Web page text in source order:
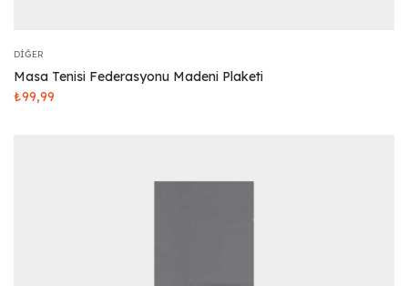
DIĞER
Masa Tenisi Federasyonu Madeni Plaketi
₺99,99